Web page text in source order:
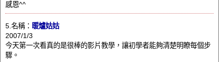
感恩^^
5.名稱： 暖爐姑姑
2007/1/3
今天第一次看真的是很棒的影片教學，讓初學者能夠清楚明瞭每個步
驟。